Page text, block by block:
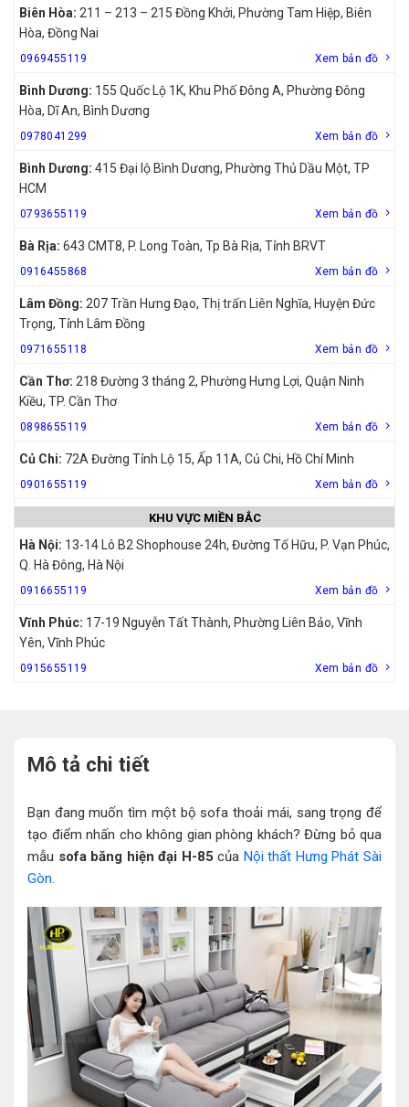
Biên Hòa: 211 – 213 – 215 Đồng Khởi, Phường Tam Hiệp, Biên
Hòa, Đồng Nai
0969455119 Xem bản đồ
Bình Dương: 155 Quốc Lộ 1K, Khu Phố Đông A, Phường Đông
Hòa, Dĩ An, Bình Dương
0978041299 Xem bản đồ
Bình Dương: 415 Đại lộ Bình Dương, Phường Thủ Dầu Một, TP
HCM
0793655119 Xem bản đồ
Bà Rịa: 643 CMT8, P. Long Toàn, Tp Bà Rịa, Tỉnh BRVT
0916455868 Xem bản đồ
Lâm Đồng: 207 Trần Hưng Đạo, Thị trấn Liên Nghĩa, Huyện Đức
Trọng, Tỉnh Lâm Đồng
0971655118 Xem bản đồ
Cần Thơ: 218 Đường 3 tháng 2, Phường Hưng Lợi, Quận Ninh
Kiều, TP. Cần Thơ
0898655119 Xem bản đồ
Củ Chi: 72A Đường Tỉnh Lộ 15, Ấp 11A, Củ Chi, Hồ Chí Minh
0901655119 Xem bản đồ
KHU VỰC MIỀN BẮC
Hà Nội: 13-14 Lô B2 Shophouse 24h, Đường Tố Hữu, P. Vạn Phúc,
Q. Hà Đông, Hà Nội
0916655119 Xem bản đồ
Vĩnh Phúc: 17-19 Nguyễn Tất Thành, Phường Liên Bảo, Vĩnh
Yên, Vĩnh Phúc
0915655119 Xem bản đồ
Mô tả chi tiết
Bạn đang muốn tìm một bộ sofa thoải mái, sang trọng để
tạo điểm nhấn cho không gian phòng khách? Đừng bỏ qua
mẫu sofa băng hiện đại H-85của Nội thất Hưng Phát Sài
Gòn.